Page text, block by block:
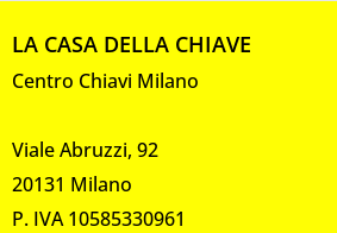
LA CASA DELLA CHIAVE
Centro Chiavi Milano
Viale Abruzzi, 92
20131 Milano
P. IVA 10585330961